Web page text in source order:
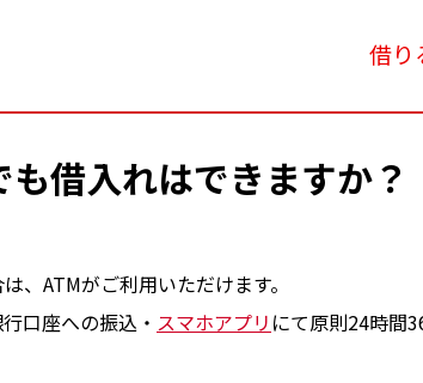
借り
借入れはできますか？
、ATMがご利用いただけます。
口座への振込・ スマホアプリ にて原則24時間